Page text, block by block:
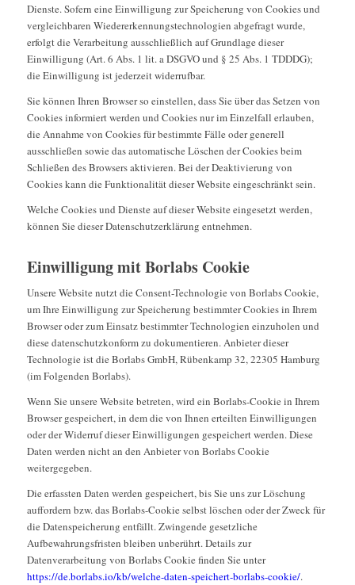
Dienste. Sofern eine Einwilligung zur Speicherung von Cookies und
vergleichbaren Wiedererkennungstechnologien abgefragt wurde,
erfolgt die Verarbeitung ausschließlich auf Grundlage dieser
Einwilligung (Art. 6 Abs. 1 lit. a DSGVO und § 25 Abs. 1 TDDDG);
die Einwilligung ist jederzeit widerrufbar.
Sie können Ihren Browser so einstellen, dass Sie über das Setzen von
Cookies informiert werden und Cookies nur im Einzelfall erlauben,
die Annahme von Cookies für bestimmte Fälle oder generell
ausschließen sowie das automatische Löschen der Cookies beim
Schließen des Browsers aktivieren. Bei der Deaktivierung von
Cookies kann die Funktionalität dieser Website eingeschränkt sein.
Welche Cookies und Dienste auf dieser Website eingesetzt werden,
können Sie dieser Datenschutzerklärung entnehmen.
Einwilligung mit Borlabs Cookie
Unsere Website nutzt die Consent-Technologie von Borlabs Cookie,
um Ihre Einwilligung zur Speicherung bestimmter Cookies in Ihrem
Browser oder zum Einsatz bestimmter Technologien einzuholen und
diese datenschutzkonform zu dokumentieren. Anbieter dieser
Technologie ist die Borlabs GmbH, Rübenkamp 32, 22305 Hamburg
(im Folgenden Borlabs).
Wenn Sie unsere Website betreten, wird ein Borlabs-Cookie in Ihrem
Browser gespeichert, in dem die von Ihnen erteilten Einwilligungen
oder der Widerruf dieser Einwilligungen gespeichert werden. Diese
Daten werden nicht an den Anbieter von Borlabs Cookie
weitergegeben.
Die erfassten Daten werden gespeichert, bis Sie uns zur Löschung
auffordern bzw. das Borlabs-Cookie selbst löschen oder der Zweck für
die Datenspeicherung entfällt. Zwingende gesetzliche
Aufbewahrungsfristen bleiben unberührt. Details zur
Datenverarbeitung von Borlabs Cookie finden Sie unter
https://de.borlabs.io/kb/welche-daten-speichert-borlabs-cookie/.